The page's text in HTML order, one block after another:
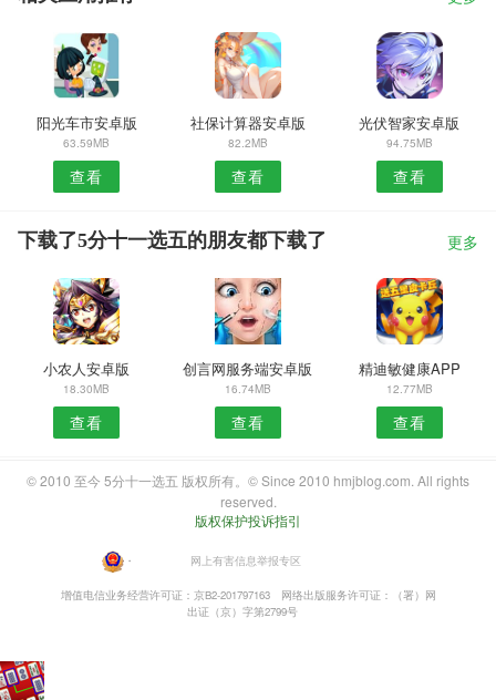
阳光车市安卓版
63.59MB
查看
社保计算器安卓版
82.2MB
查看
光伏智家安卓版
94.75MB
查看
下载了5分十一选五的朋友都下载了 更多
小农人安卓版
18.30MB
查看
创言网服务端安卓版
16.74MB
查看
精迪敏健康APP
12.77MB
查看
© 2010 至今 5分十一选五 版权所有。© Since 2010 hmjblog.com. All rights
reserved.
版权保护投诉指引
・ 网上有害信息举报专区
增值电信业务经营许可证：京B2-201797163
网络出版服务许可证：（署）网
出证（京）字第2799号